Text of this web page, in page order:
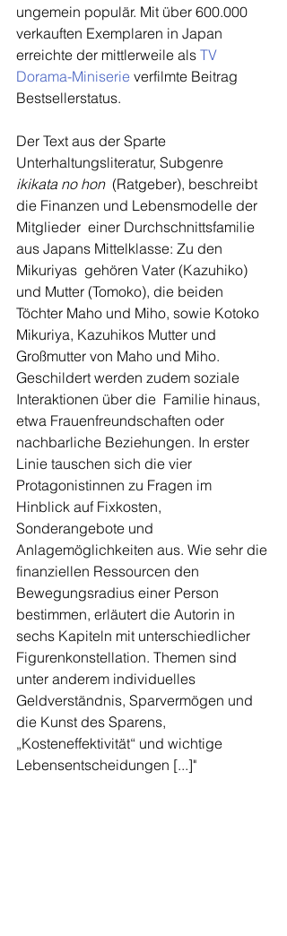
ungemein populär. Mit über 600.000
verkauften Exemplaren in Japan
erreichte der mittlerweile als TV
Dorama-Miniserie verfilmte Beitrag
Bestsellerstatus.
Der Text aus der Sparte
Unterhaltungsliteratur, Subgenre
ikikata no hon
  (Ratgeber), beschreibt
die Finanzen und Lebensmodelle der
Mitglieder  einer Durchschnittsfamilie
aus Japans Mittelklasse: Zu den
Mikuriyas  gehören Vater (Kazuhiko)
und Mutter (Tomoko), die beiden
Töchter Maho und Miho, sowie Kotoko
Mikuriya, Kazuhikos Mutter und
Großmutter von Maho und Miho.
Geschildert werden zudem soziale
Interaktionen über die  Familie hinaus,
etwa Frauenfreundschaften oder
nachbarliche Beziehungen. In erster
Linie tauschen sich die vier
Protagonistinnen zu Fragen im
Hinblick auf Fixkosten,
Sonderangebote und
Anlagemöglichkeiten aus. Wie sehr die
finanziellen Ressourcen den
Bewegungsradius einer Person
bestimmen, erläutert die Autorin in
sechs Kapiteln mit unterschiedlicher
Figurenkonstellation. Themen sind
unter anderem individuelles
Geldverständnis, Sparvermögen und
die Kunst des Sparens,
„Kosteneffektivität“ und wichtige
Lebensentscheidungen [...]"